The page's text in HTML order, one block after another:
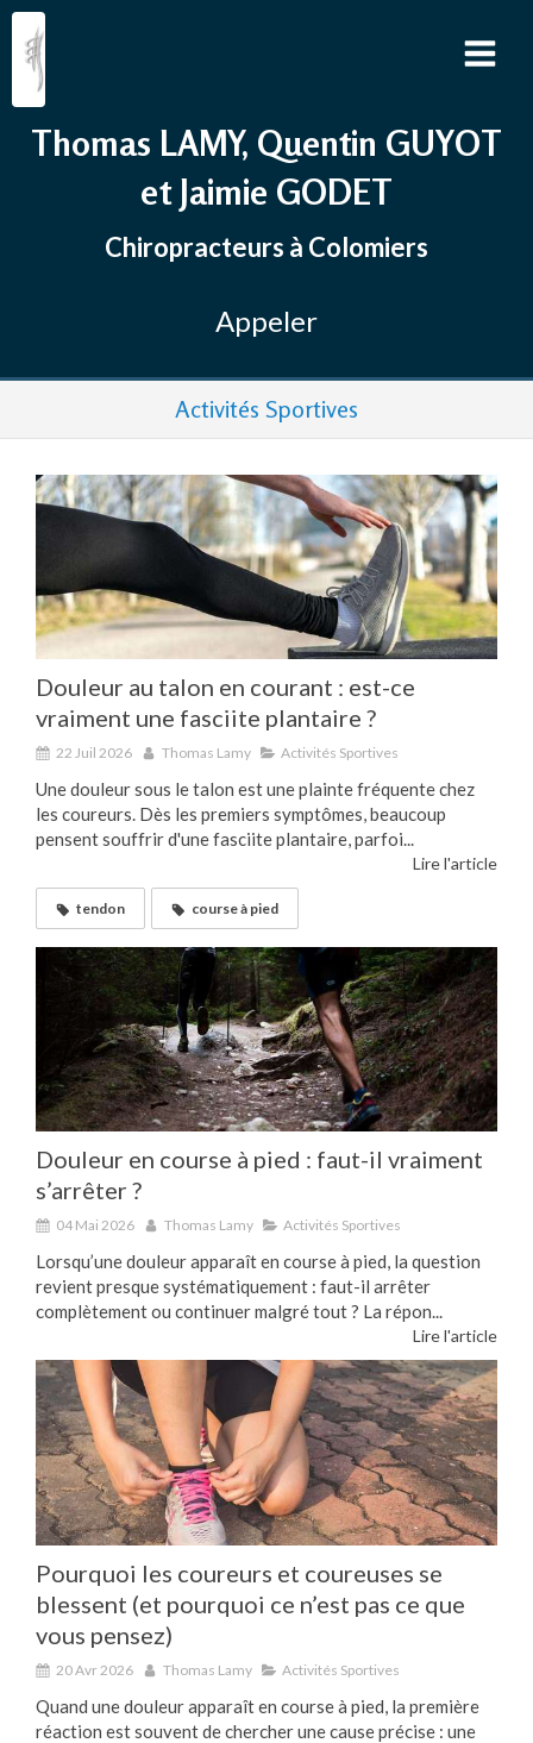
Thomas LAMY, Quentin GUYOT
et Jaimie GODET
Chiropracteurs à Colomiers
Appeler
Activités Sportives
Douleur au talon en courant : est-ce
vraiment une fasciite plantaire ?
22 Juil 2026 Thomas Lamy Activités Sportives
Une douleur sous le talon est une plainte fréquente chez
les coureurs. Dès les premiers symptômes, beaucoup
pensent souffrir d'une fasciite plantaire, parfoi...
Lire l'article
tendon course à pied
Douleur en course à pied : faut-il vraiment
s’arrêter ?
04 Mai 2026 Thomas Lamy Activités Sportives
Lorsqu’une douleur apparaît en course à pied, la question
revient presque systématiquement : faut-il arrêter
complètement ou continuer malgré tout ? La répon...
Lire l'article
Pourquoi les coureurs et coureuses se
blessent (et pourquoi ce n’est pas ce que
vous pensez)
20 Avr 2026 Thomas Lamy Activités Sportives
Quand une douleur apparaît en course à pied, la première
réaction est souvent de chercher une cause précise : une